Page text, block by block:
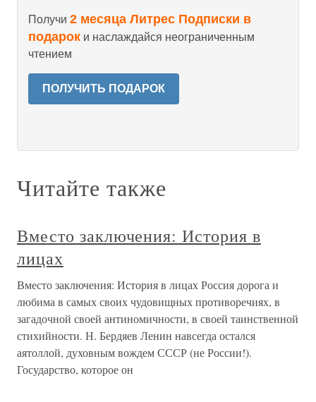
Получи 2 месяца Литрес Подписки в
подарок и наслаждайся неограниченным
чтением
ПОЛУЧИТЬ ПОДАРОК
Читайте также
Вместо заключения: История в
лицах
Вместо заключения: История в лицах Россия дорога и
любима в самых своих чудовищных противоречиях, в
загадочной своей антиномичности, в своей таинственной
стихийности. Н. Бердяев Ленин навсегда остался
аятоллой, духовным вождем СССР (не России!).
Государство, которое он